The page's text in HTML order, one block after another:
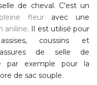
de cheval. C'est un
fleuravec une
aniline. Il est utilisé pour
coussins et
de selle de
par exemple pour la
de sac souple.